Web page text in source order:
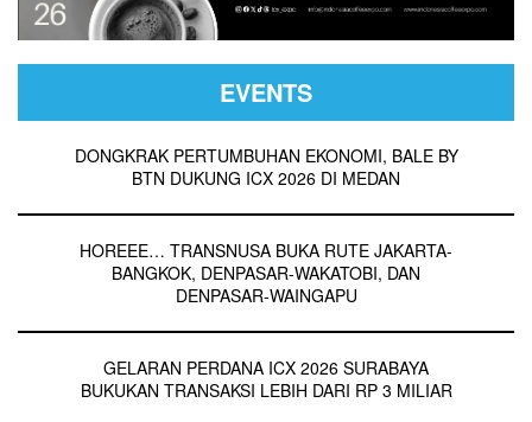
EVENTS
DONGKRAK PERTUMBUHAN EKONOMI, BALE BY
BTN DUKUNG ICX 2026 DI MEDAN
HOREEE… TRANSNUSA BUKA RUTE JAKARTA-
BANGKOK, DENPASAR-WAKATOBI, DAN
DENPASAR-WAINGAPU
GELARAN PERDANA ICX 2026 SURABAYA
BUKUKAN TRANSAKSI LEBIH DARI RP 3 MILIAR